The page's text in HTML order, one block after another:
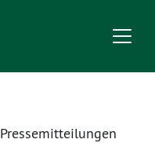
Pressemitteilungen